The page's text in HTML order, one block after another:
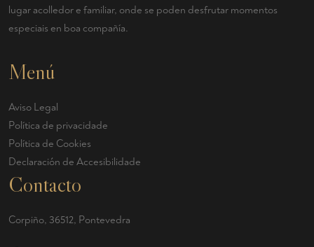
lugar acolledor e familiar, onde se poden desfrutar momentos
especiais en boa compañía.
Menú
Aviso Legal
Política de privacidade
Política de Cookies
Declaración de Accesibilidade
Contacto
Corpiño, 36512, Pontevedra